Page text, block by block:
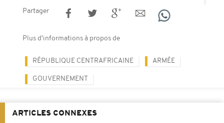
Partager
Plus d'informations à propos de
RÉPUBLIQUE CENTRAFRICAINE ARMÉE
GOUVERNEMENT
ARTICLES CONNEXES